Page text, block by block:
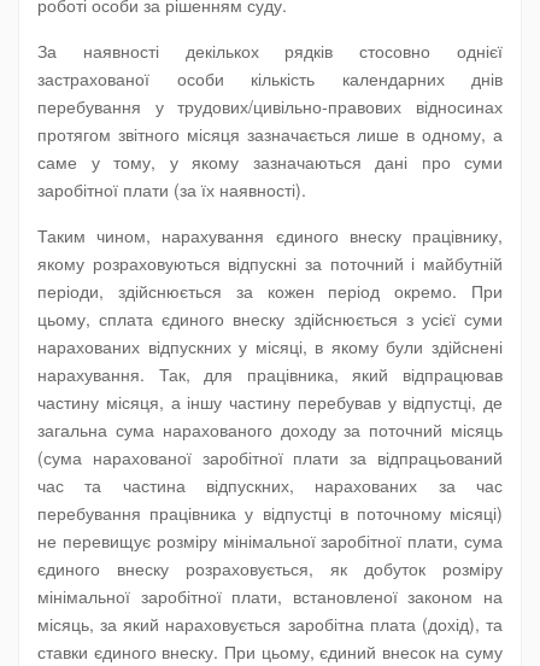
роботі особи за рішенням суду.
За наявності декількох рядків стосовно однієї
застрахованої особи кількість календарних днів
перебування у трудових/цивільно-правових відносинах
протягом звітного місяця зазначається лише в одному, а
саме у тому, у якому зазначаються дані про суми
заробітної плати (за їх наявності).
Таким чином, нарахування єдиного внеску працівнику,
якому розраховуються відпускні за поточний і майбутній
періоди, здійснюється за кожен період окремо. При
цьому, сплата єдиного внеску здійснюється з усієї суми
нарахованих відпускних у місяці, в якому були здійснені
нарахування. Так, для працівника, який відпрацював
частину місяця, а іншу частину перебував у відпустці, де
загальна сума нарахованого доходу за поточний місяць
(сума нарахованої заробітної плати за відпрацьований
час та частина відпускних, нарахованих за час
перебування працівника у відпустці в поточному місяці)
не перевищує розміру мінімальної заробітної плати, сума
єдиного внеску розраховується, як добуток розміру
мінімальної заробітної плати, встановленої законом на
місяць, за який нараховується заробітна плата (дохід), та
ставки єдиного внеску. При цьому, єдиний внесок на суму